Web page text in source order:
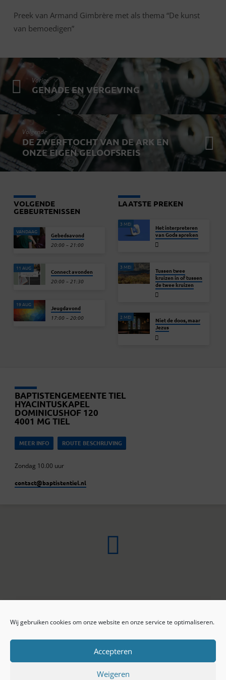
Wij gebruiken cookies om onze website en onze service te optimaliseren.
Accepteren
Weigeren
Preek van Armand Gimbrère met als thema “De kunst
van bemoedigen”
Vorige
GENADE EN VERGEVING
Volgende
DE ZWERFTOCHT VAN DE ARK EN
ONZE EIGEN GELOOFSREIS
VOLGENDE
GEBEURTENISSEN
VANDAAG Gebedsavond
20:00 – 21:00
11 AUG Connect avonden
20:00 – 21:30
19 AUG Jeugdavond
17:00 – 20:00
LAATSTE PREKEN
3 MEI
Het interpreteren
van Gods spreken
3 MEI
Tussen twee
kruizen in of tussen
de twee kruizen
2 MEI
Niet de doos, maar
Jezus
BAPTISTENGEMEENTE TIEL
HYACINTUSKAPEL
DOMINICUSHOF 120
4001 MG TIEL
MEER INFO ROUTE BESCHRIJVING
Zondag 10.00 uur
contact​@baptistentiel.nl
ONLINE ARCHIEF
Privacy beleid